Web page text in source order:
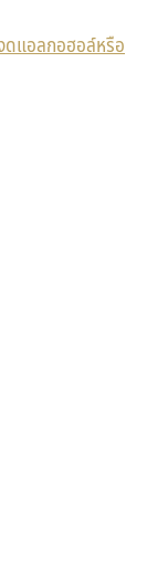
ดแอลกอฮอล์หรือ